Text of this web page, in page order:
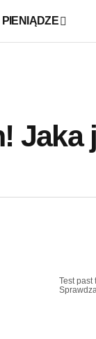
PIENIĄDZE
Jaka
Test past